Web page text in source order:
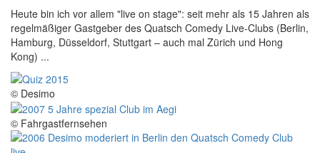
Heute bin ich vor allem "live on stage": seit mehr als 15 Jahren als
regelmäßiger Gastgeber des Quatsch Comedy Live-Clubs (Berlin,
Hamburg, Düsseldorf, Stuttgart – auch mal Zürich und Hong
Kong) ...
© Desimo
© Fahrgastfernsehen